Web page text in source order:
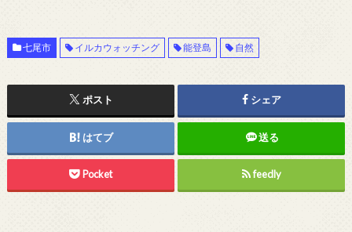
七尾市 イルカウォッチング 能登島 自然
ポスト シェア
はてブ 送る
Pocket feedly